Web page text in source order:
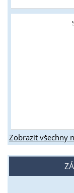
Zobrazit všechny